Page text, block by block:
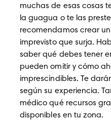
muchas de esas cosas
la guagua o te las
recomendamos crear
imprevisto que surja.
saber qué debes tener
pueden omitir y cómo
imprescindibles. Te
según su experiencia.
médico qué recursos
disponibles en tu zona.